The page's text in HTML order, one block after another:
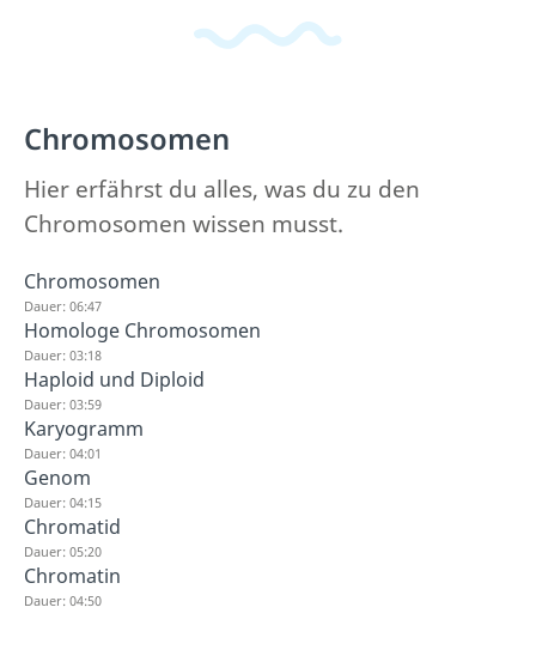
Chromosomen
Hier erfährst du alles, was du zu den
Chromosomen wissen musst.
Chromosomen
Dauer: 06:47
Homologe Chromosomen
Dauer: 03:18
Haploid und Diploid
Dauer: 03:59
Karyogramm
Dauer: 04:01
Genom
Dauer: 04:15
Chromatid
Dauer: 05:20
Chromatin
Dauer: 04:50